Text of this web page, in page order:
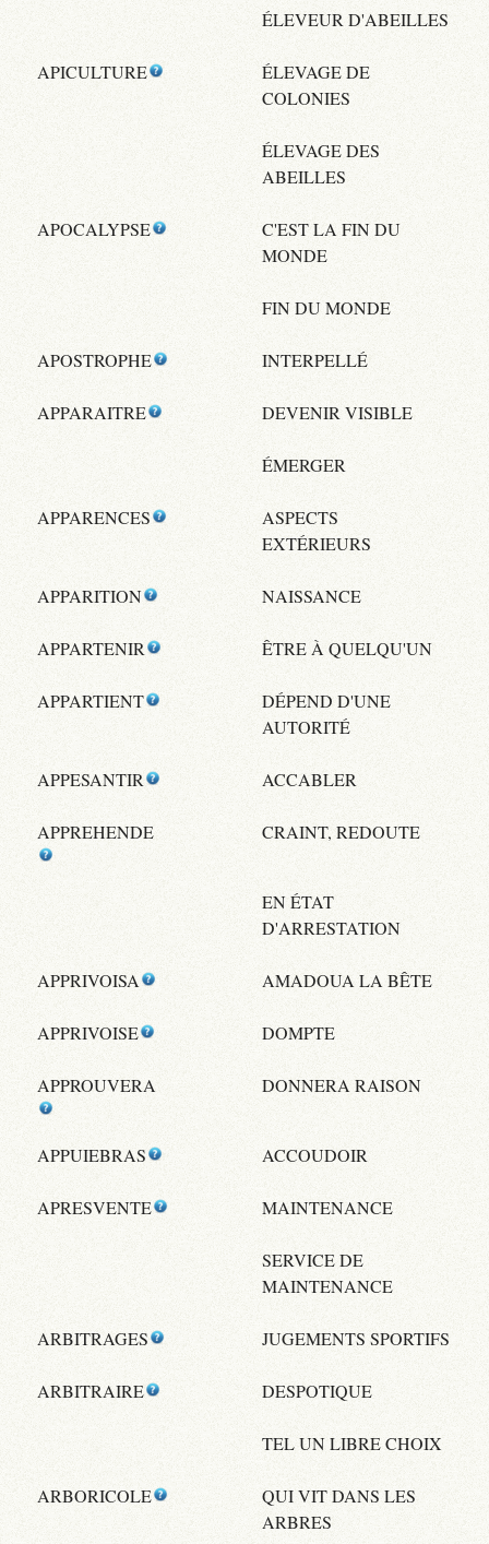
ÉLEVEUR D'ABEILLES
APICULTURE
ÉLEVAGE DE
COLONIES
ÉLEVAGE DES
ABEILLES
APOCALYPSE
C'EST LA FIN DU
MONDE
FIN DU MONDE
APOSTROPHE INTERPELLÉ
APPARAITRE DEVENIR VISIBLE
ÉMERGER
APPARENCES
ASPECTS
EXTÉRIEURS
APPARITION NAISSANCE
APPARTENIR ÊTRE À QUELQU'UN
APPARTIENT
DÉPEND D'UNE
AUTORITÉ
APPESANTIR ACCABLER
APPREHENDE CRAINT, REDOUTE
EN ÉTAT
D'ARRESTATION
APPRIVOISA AMADOUA LA BÊTE
APPRIVOISE DOMPTE
APPROUVERA DONNERA RAISON
APPUIEBRAS ACCOUDOIR
APRESVENTE MAINTENANCE
SERVICE DE
MAINTENANCE
ARBITRAGES JUGEMENTS SPORTIFS
ARBITRAIRE DESPOTIQUE
TEL UN LIBRE CHOIX
ARBORICOLE
QUI VIT DANS LES
ARBRES